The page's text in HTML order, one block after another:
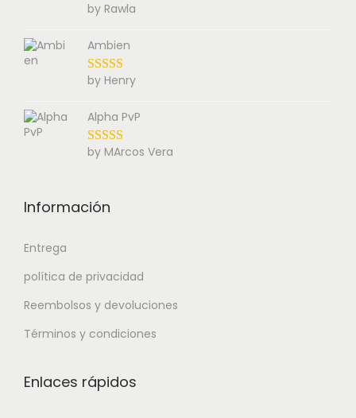
by Rawla
Ambien
by Henry
Alpha PvP
by MArcos Vera
Información
Entrega
política de privacidad
Reembolsos y devoluciones
Términos y condiciones
Enlaces rápidos